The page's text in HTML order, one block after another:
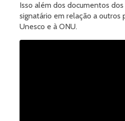
Isso além dos documentos dos
signatário em relação a outros
Unesco e à ONU.